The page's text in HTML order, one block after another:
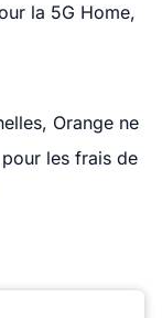
la 5G Home,
Orange ne
les frais de